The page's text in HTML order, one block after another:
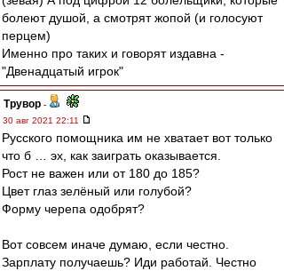
болеют душой, а смотрят жопой (и голосуют
перцем)
Именно про таких и говорят издавна -
"Двенадцатый игрок"
Трувор -
30 авг 2021 22:11
Русского помощника им не хватает вот только
что б … эх, как заиграть оказывается.
Рост не важен или от 180 до 185?
Цвет глаз зелёный или голубой?
Форму черепа одобрят?
Вот совсем иначе думаю, если честно.
Зарплату получаешь? Иди работай. Честно